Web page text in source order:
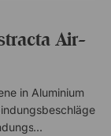
Air-
in Aluminium